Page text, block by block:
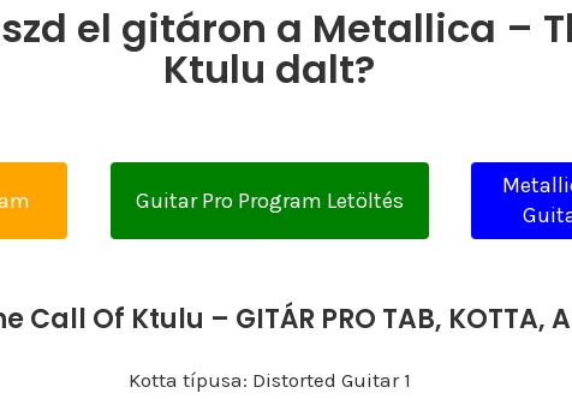
el gitáron a Metallica –
Ktulu dalt?
Guitar Pro Program Letöltés
Call Of Ktulu – GITÁR PRO TAB, KOTTA,
Kotta típusa: Distorted Guitar 1